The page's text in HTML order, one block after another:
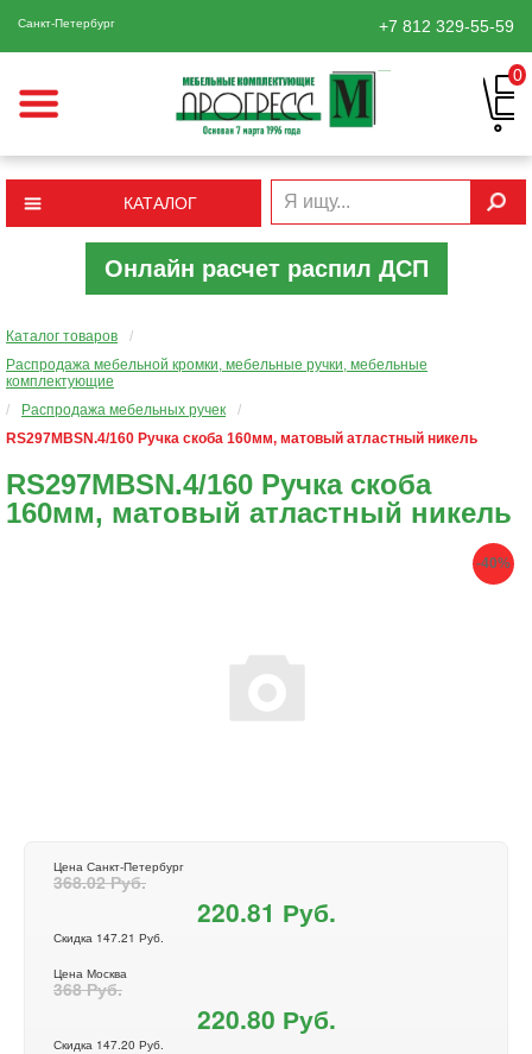
Санкт-Петербург +7 812 329-55-59
0
КАТАЛОГ
Онлайн расчет распил ДСП
Каталог товаров
/
Распродажа мебельной кромки, мебельные ручки, мебельные
комплектующие
/
Распродажа мебельных ручек
/
RS297MBSN.4/160 Ручка скоба 160мм, матовый атластный никель
RS297MBSN.4/160 Ручка скоба
160мм, матовый атластный никель
-40%
Цена Санкт-Петербург
368.02 Руб.
220.81 Руб.
Скидка 147.21 Руб.
Цена Москва
368 Руб.
220.80 Руб.
Скидка 147.20 Руб.